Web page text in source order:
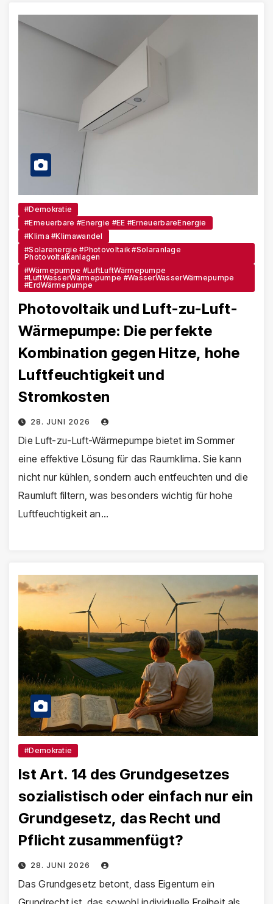
#Demokratie
#Erneuerbare #Energie #EE #ErneuerbareEnergie
#Klima #Klimawandel
#Solarenergie #Photovoltaik #Solaranlage
Photovoltaikanlagen
#Wärmepumpe #LuftLuftWärmepumpe
#LuftWasserWärmepumpe #WasserWasserWärmepumpe
#ErdWärmepumpe
Photovoltaik und Luft-zu-Luft-
Wärmepumpe: Die perfekte
Kombination gegen Hitze, hohe
Luftfeuchtigkeit und
Stromkosten
28. JUNI 2026
Die Luft-zu-Luft-Wärmepumpe bietet im Sommer
eine effektive Lösung für das Raumklima. Sie kann
nicht nur kühlen, sondern auch entfeuchten und die
Raumluft filtern, was besonders wichtig für hohe
Luftfeuchtigkeit an…
#Demokratie
Ist Art. 14 des Grundgesetzes
sozialistisch oder einfach nur ein
Grundgesetz, das Recht und
Pflicht zusammenfügt?
28. JUNI 2026
Das Grundgesetz betont, dass Eigentum ein